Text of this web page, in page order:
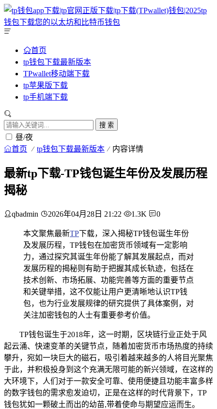
首页
tp钱包下载最新版本
TPwallet移动端下载
tp苹果版下载
tp手机端下载
搜 索
昼/夜
首页 tp钱包下载最新版本 内容详情
最新tp下载-TP钱包诞生年份及发展历程
揭秘
qbadmin 2026年04月28日 21:22 1.3K 0
本文聚焦最新TP下载，深入揭秘TP钱包诞生年份
及发展历程，TP钱包在加密货币领域有一定影响
力，通过探究其诞生年份能了解其发展起点，而对
发展历程的揭秘则有助于把握其成长轨迹，包括在
技术创新、市场拓展、功能完善等方面的重要节点
和关键举措，这不仅能让用户更清晰地认识TP钱
包，也为行业发展规律的研究提供了具体案例，对
关注加密钱包的人士有重要参考价值。
TP钱包诞生于2018年，这一时期，区块链行业正处于风
起云涌、快速变革的关键节点，随着加密货币市场热度的持续
攀升，宛如一块巨大的磁石，吸引着越来越多的人将目光聚焦
于此，并积极投身到这个充满无限可能的新兴领域，在这样的
大环境下，人们对于一款安全可靠、使用便捷且功能丰富多样
的数字钱包的需求愈发迫切，正是在这样的时代背景下，TP
钱包犹如一颗破土而出的幼苗,带着使命与期望应运而生。